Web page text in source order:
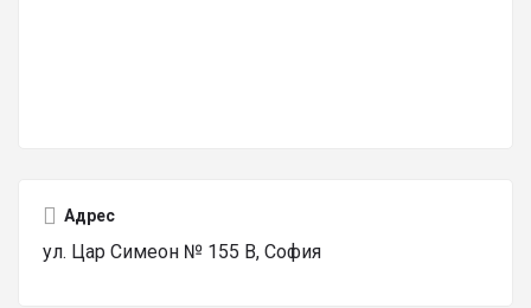
Адрес
ул. Цар Симеон № 155 В, София